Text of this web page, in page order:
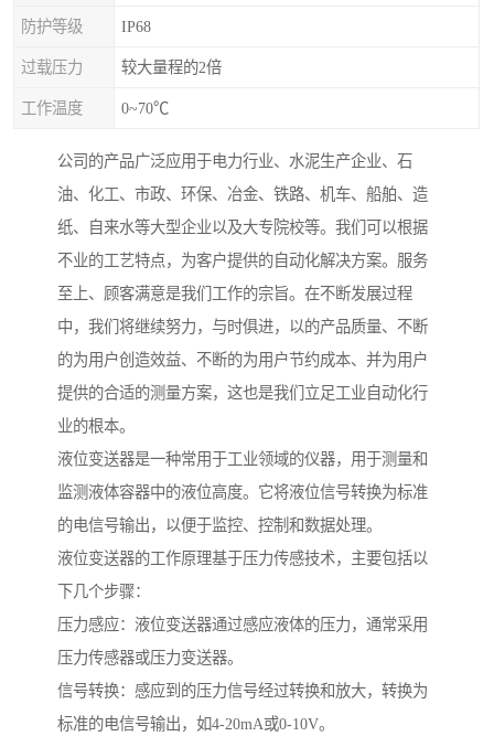
防护等级 IP68
过载压力 较大量程的2倍
工作温度 0~70℃
公司的产品广泛应用于电力行业、水泥生产企业、石
油、化工、市政、环保、冶金、铁路、机车、船舶、造
纸、自来水等大型企业以及大专院校等。我们可以根据
不业的工艺特点，为客户提供的自动化解决方案。服务
至上、顾客满意是我们工作的宗旨。在不断发展过程
中，我们将继续努力，与时俱进，以的产品质量、不断
的为用户创造效益、不断的为用户节约成本、并为用户
提供的合适的测量方案，这也是我们立足工业自动化行
业的根本。
液位变送器是一种常用于工业领域的仪器，用于测量和
监测液体容器中的液位高度。它将液位信号转换为标准
的电信号输出，以便于监控、控制和数据处理。
液位变送器的工作原理基于压力传感技术，主要包括以
下几个步骤：
压力感应：液位变送器通过感应液体的压力，通常采用
压力传感器或压力变送器。
信号转换：感应到的压力信号经过转换和放大，转换为
标准的电信号输出，如4-20mA或0-10V。